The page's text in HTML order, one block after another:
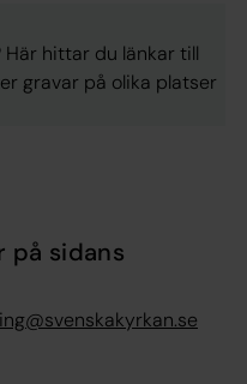
Här hittar du länkar till
gravar på olika platser
på sidans